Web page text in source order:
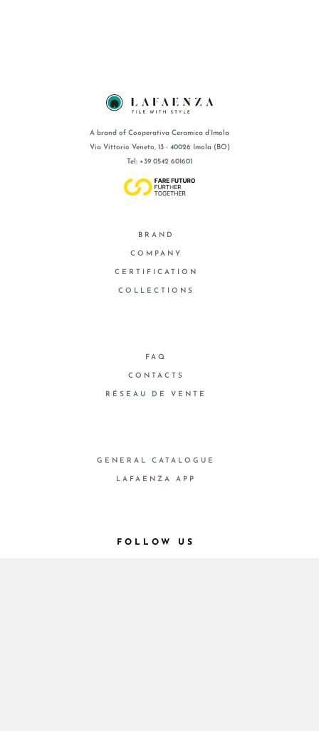
A brand of Cooperativa Ceramica d’Imola
Via Vittorio Veneto, 13 - 40026 Imola (BO)
Tel: +39 0542 601601
BRAND
COMPANY
CERTIFICATION
COLLECTIONS
FAQ
CONTACTS
RÉSEAU DE VENTE
GENERAL CATALOGUE
LAFAENZA APP
FOLLOW US